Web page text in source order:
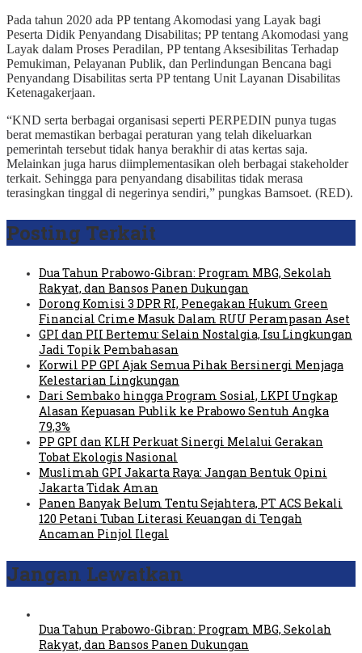
Pada tahun 2020 ada PP tentang Akomodasi yang Layak bagi
Peserta Didik Penyandang Disabilitas; PP tentang Akomodasi yang
Layak dalam Proses Peradilan, PP tentang Aksesibilitas Terhadap
Pemukiman, Pelayanan Publik, dan Perlindungan Bencana bagi
Penyandang Disabilitas serta PP tentang Unit Layanan Disabilitas
Ketenagakerjaan.
“KND serta berbagai organisasi seperti PERPEDIN punya tugas
berat memastikan berbagai peraturan yang telah dikeluarkan
pemerintah tersebut tidak hanya berakhir di atas kertas saja.
Melainkan juga harus diimplementasikan oleh berbagai stakeholder
terkait. Sehingga para penyandang disabilitas tidak merasa
terasingkan tinggal di negerinya sendiri,” pungkas Bamsoet. (RED).
Posting Terkait
Dua Tahun Prabowo-Gibran: Program MBG, Sekolah
Rakyat, dan Bansos Panen Dukungan
Dorong Komisi 3 DPR RI, Penegakan Hukum Green
Financial Crime Masuk Dalam RUU Perampasan Aset
GPI dan PII Bertemu: Selain Nostalgia, Isu Lingkungan
Jadi Topik Pembahasan
Korwil PP GPI Ajak Semua Pihak Bersinergi Menjaga
Kelestarian Lingkungan
Dari Sembako hingga Program Sosial, LKPI Ungkap
Alasan Kepuasan Publik ke Prabowo Sentuh Angka
79,3%
PP GPI dan KLH Perkuat Sinergi Melalui Gerakan
Tobat Ekologis Nasional
Muslimah GPI Jakarta Raya: Jangan Bentuk Opini
Jakarta Tidak Aman
Panen Banyak Belum Tentu Sejahtera, PT ACS Bekali
120 Petani Tuban Literasi Keuangan di Tengah
Ancaman Pinjol Ilegal
Jangan Lewatkan
Dua Tahun Prabowo-Gibran: Program MBG, Sekolah
Rakyat, dan Bansos Panen Dukungan